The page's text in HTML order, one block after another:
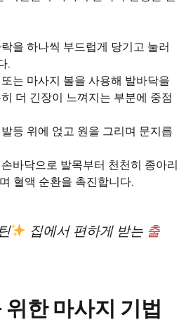
을 하나씩 부드럽게 당기고 눌러
.
는 마사지 볼을 사용해 발바닥을
더 긴장이 느껴지는 부분에 중점
등 위에 얹고 원을 그리며 문지릅
바닥으로 발목부터 천천히 종아리
혈액 순환을 촉진합니다.
집에서 편하게 받는 출
한 마사지 기법